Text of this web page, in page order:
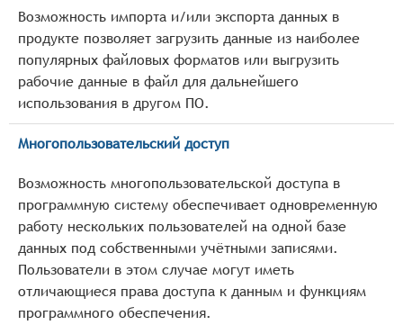
Возможность импорта и/или экспорта данных в
продукте позволяет загрузить данные из наиболее
популярных файловых форматов или выгрузить
рабочие данные в файл для дальнейшего
использования в другом ПО.
Многопользовательский доступ
Возможность многопользовательской доступа в
программную систему обеспечивает одновременную
работу нескольких пользователей на одной базе
данных под собственными учётными записями.
Пользователи в этом случае могут иметь
отличающиеся права доступа к данным и функциям
программного обеспечения.